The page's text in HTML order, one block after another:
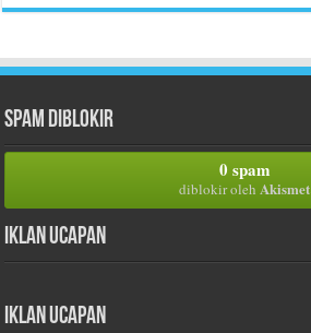
Spam Diblokir
0 spam
diblokir oleh Akismet
Iklan Ucapan
Iklan Ucapan